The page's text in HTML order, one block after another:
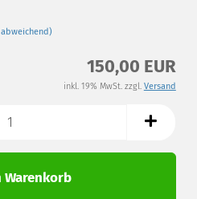
150,00 EUR
inkl. 19% MwSt. zzgl. Versand
Warenkorb